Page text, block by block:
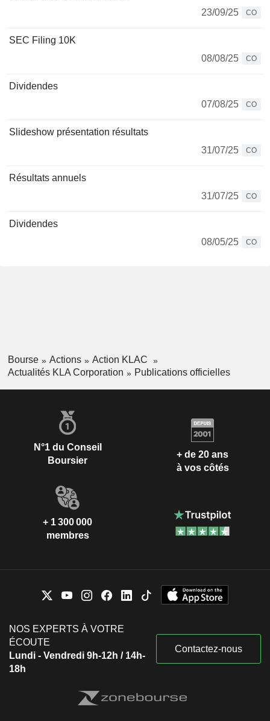
23/09/25
CO
SEC Filing 10K
08/08/25
CO
Dividendes
07/08/25
CO
Slideshow présentation résultats
31/07/25
CO
Résultats annuels
31/07/25
CO
Dividendes
08/05/25
CO
Bourse Actions
Action KLAC
Actualités KLA Corporation
Publications officielles
N°1 du Conseil
Boursier
+ de 20 ans
à vos côtés
+ 1 300 000
membres
NOS EXPERTS À VOTRE
ÉCOUTE
Lundi - Vendredi 9h-12h / 14h-
18h
Contactez-nous